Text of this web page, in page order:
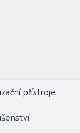
přístroje